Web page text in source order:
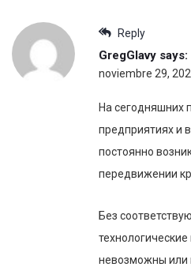
Reply
GregGlavy says:
noviembre 29,
На
предприятиях и
постоянно
передвижении
Без
невозможны или